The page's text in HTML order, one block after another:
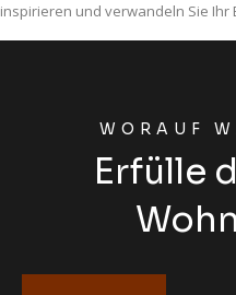
inspirieren und verwandeln Sie Ihr
WORAUF
Erfülle